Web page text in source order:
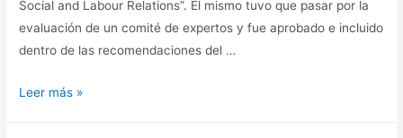
Social and Labour Relations”. El mismo tuvo que pasar por la
evaluación de un comité de expertos y fue aprobado e incluido
dentro de las recomendaciones del …
Leer más »